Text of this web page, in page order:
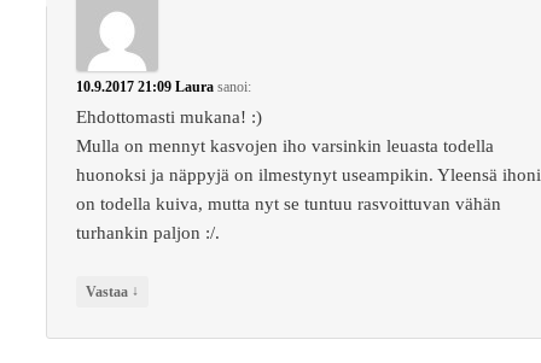
10.9.2017 21:09 Laura sanoi:
Ehdottomasti mukana! :)
Mulla on mennyt kasvojen iho varsinkin leuasta todella
huonoksi ja näppyjä on ilmestynyt useampikin. Yleensä ihoni
on todella kuiva, mutta nyt se tuntuu rasvoittuvan vähän
turhankin paljon :/.
Vastaa ↓